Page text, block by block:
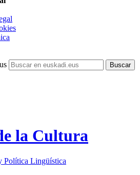
la Cultura
Política Lingüística